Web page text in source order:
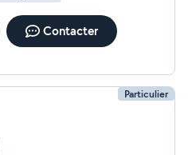
Contacter
Particulier